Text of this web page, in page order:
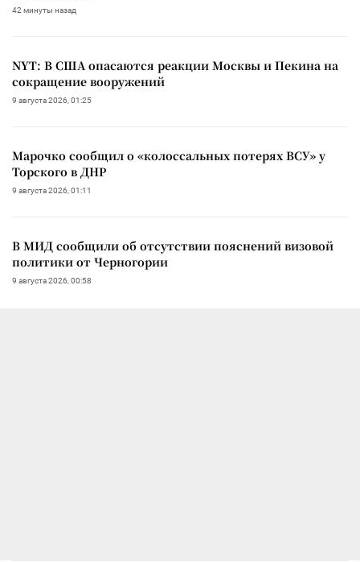
42 минуты назад
NYT: В США опасаются реакции Москвы и Пекина на
сокращение вооружений
9 августа 2026, 01:25
Марочко сообщил о «колоссальных потерях ВСУ» у
Торского в ДНР
9 августа 2026, 01:11
В МИД сообщили об отсутствии пояснений визовой
политики от Черногории
9 августа 2026, 00:58